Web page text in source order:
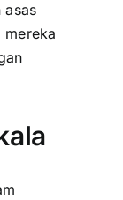
asas